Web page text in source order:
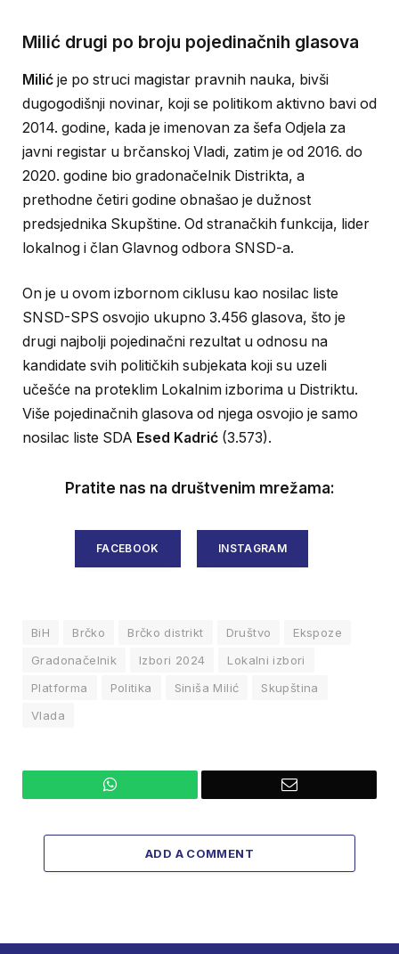
Milić drugi po broju pojedinačnih glasova
Milić je po struci magistar pravnih nauka, bivši
dugogodišnji novinar, koji se politikom aktivno bavi od
2014. godine, kada je imenovan za šefa Odjela za
javni registar u brčanskoj Vladi, zatim je od 2016. do
2020. godine bio gradonačelnik Distrikta, a
prethodne četiri godine obnašao je dužnost
predsjednika Skupštine. Od stranačkih funkcija, lider
lokalnog i član Glavnog odbora SNSD-a.
On je u ovom izbornom ciklusu kao nosilac liste
SNSD-SPS osvojio ukupno 3.456 glasova, što je
drugi najbolji pojedinačni rezultat u odnosu na
kandidate svih političkih subjekata koji su uzeli
učešće na proteklim Lokalnim izborima u Distriktu.
Više pojedinačnih glasova od njega osvojio je samo
nosilac liste SDA Esed Kadrić (3.573).
Pratite nas na društvenim mrežama:
FACEBOOK INSTAGRAM
BiH Brčko Brčko distrikt Društvo
Ekspoze
Gradonačelnik
Izbori 2024
Lokalni izbori
Platforma
Politika Siniša Milić
Skupština
Vlada
WhatsApp Email
ADD A COMMENT